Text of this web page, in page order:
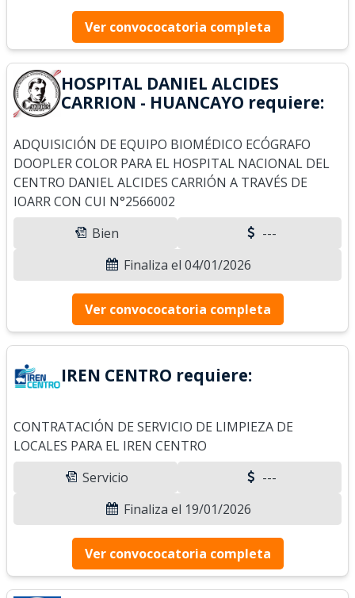
Ver convococatoria completa
HOSPITAL DANIEL ALCIDES
CARRION - HUANCAYO requiere:
ADQUISICIÓN DE EQUIPO BIOMÉDICO ECÓGRAFO
DOOPLER COLOR PARA EL HOSPITAL NACIONAL DEL
CENTRO DANIEL ALCIDES CARRIÓN A TRAVÉS DE
IOARR CON CUI N°2566002
Bien
---
Finaliza el 04/01/2026
Ver convococatoria completa
IREN CENTRO requiere:
CONTRATACIÓN DE SERVICIO DE LIMPIEZA DE
LOCALES PARA EL IREN CENTRO
Servicio
---
Finaliza el 19/01/2026
Ver convococatoria completa